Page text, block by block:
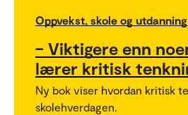
Oppvekst, skole og utdanning
– Viktigere enn
lærer kritisk
Ny bok viser hvordan kritisk
skolehverdagen.